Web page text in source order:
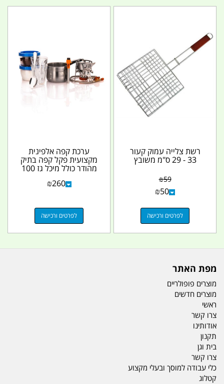
רשת צלייה עמוק קעור
33 - 29 ס"מ משובץ
₪59
₪50
לפרטים ורכישה
ערכת קפה אלפינית
מקצועית פקל קפה בתיק
מהודר כולל מיכל גז 100
₪260
לפרטים ורכישה
מפת האתר
מוצרים פופולריים
מוצרים חדשים
ראשי
צרו קשר
אודותינו
תקנון
בית וגן
צרו קשר
כלי עבודה למוסך ובעלי מקצוע
קטלוג